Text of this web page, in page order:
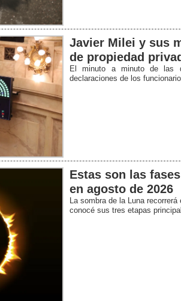
Javier Milei y sus
de propiedad
El minuto a minuto de las
declaraciones de los
Estas son las
en agosto de 2026
La sombra de la Luna
conocé sus tres etapas